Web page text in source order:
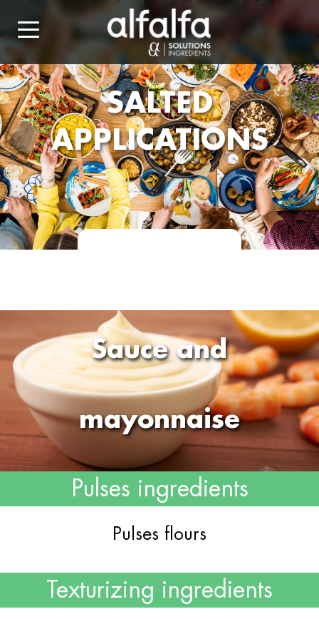
SALTED
APPLICATIONS
Sauce and
mayonnaise
Pulses ingredients
Pulses flours
Texturizing ingredients